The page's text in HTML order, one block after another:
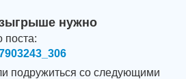
нужно
поста:
подружиться со следующими